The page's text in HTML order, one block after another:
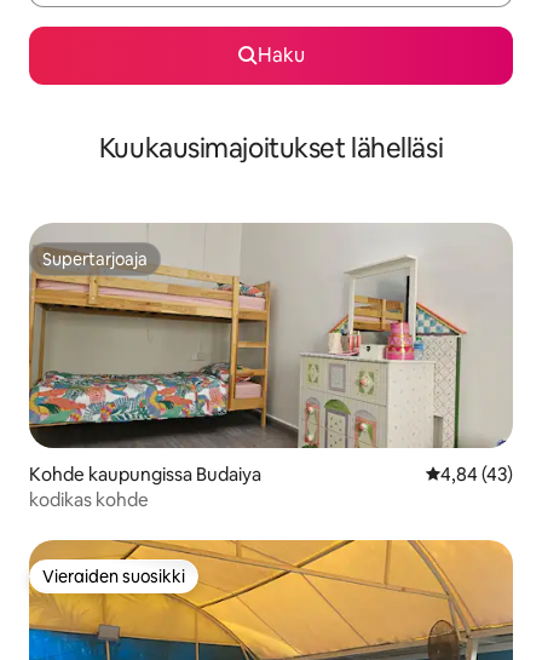
Haku
Kuukausimajoitukset lähelläsi
Supertarjoaja
Supertarjoaja
Kohde kaupungissa Budaiya
4,84 (43)
kodikas kohde
Vieraiden suosikki
Vieraiden suosikki